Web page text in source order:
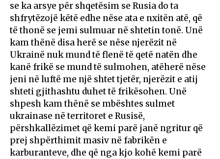
se ka arsye për shqetësim se Rusia do ta
shfrytëzojë këtë edhe nëse ata e nxitën atë, që
të thonë se jemi sulmuar në shtetin tonë. Unë
kam thënë disa herë se nëse njerëzit në
Ukrainë nuk mund të flenë të qetë natën dhe
kanë frikë se mund të sulmohen, atëherë nëse
jeni në luftë me një shtet tjetër, njerëzit e atij
shteti gjithashtu duhet të frikësohen. Unë
shpesh kam thënë se mbështes sulmet
ukrainase në territoret e Rusisë,
përshkallëzimet që kemi parë janë ngritur që
prej shpërthimit masiv në fabrikën e
karburanteve, dhe që nga kjo kohë kemi parë